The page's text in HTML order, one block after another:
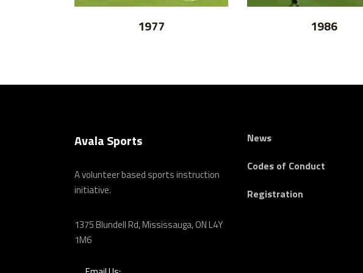
1977 1986
Avala Sports
A volunteer based sports instruction
initiative.
1375 Blundell Rd, Mississauga, ON L4Y
1M6
News
Codes of Conduct
Registration